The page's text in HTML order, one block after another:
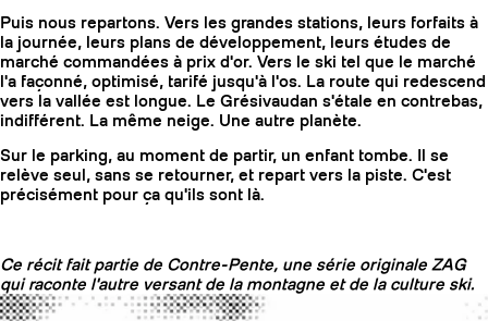
Puis nous repartons. Vers les grandes stations, leurs forfaits à
la journée, leurs plans de développement, leurs études de
marché commandées à prix d'or. Vers le ski tel que le marché
l'a façonné, optimisé, tarifé jusqu'à l'os. La route qui redescend
vers la vallée est longue. Le Grésivaudan s'étale en contrebas,
indifférent. La même neige. Une autre planète.
Sur le parking, au moment de partir, un enfant tombe. Il se
relève seul, sans se retourner, et repart vers la piste. C'est
précisément pour ça qu'ils sont là.
Ce récit fait partie de Contre-Pente, une série originale ZAG
qui raconte l'autre versant de la montagne et de la culture ski.